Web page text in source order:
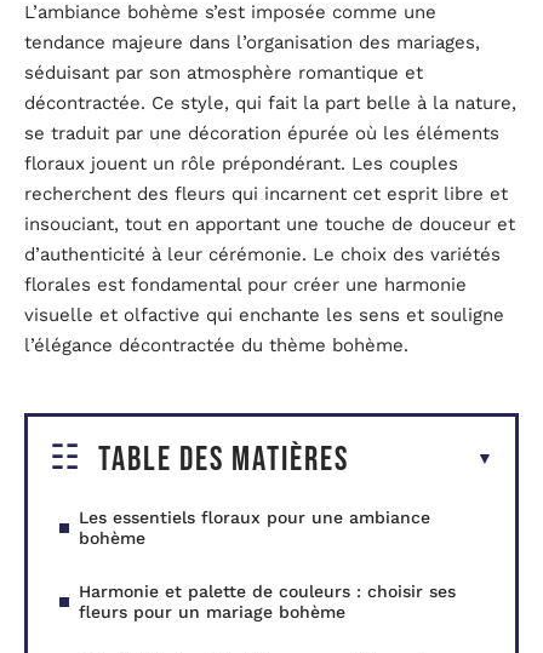
L’ambiance bohème s’est imposée comme une
tendance majeure dans l’organisation des mariages,
séduisant par son atmosphère romantique et
décontractée. Ce style, qui fait la part belle à la nature,
se traduit par une décoration épurée où les éléments
floraux jouent un rôle prépondérant. Les couples
recherchent des fleurs qui incarnent cet esprit libre et
insouciant, tout en apportant une touche de douceur et
d’authenticité à leur cérémonie. Le choix des variétés
florales est fondamental pour créer une harmonie
visuelle et olfactive qui enchante les sens et souligne
l’élégance décontractée du thème bohème.
Table des matières
Les essentiels floraux pour une ambiance
bohème
Harmonie et palette de couleurs : choisir ses
fleurs pour un mariage bohème